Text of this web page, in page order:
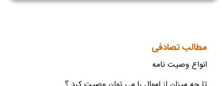
مطالب تصادفی
انواع وصیت نامه